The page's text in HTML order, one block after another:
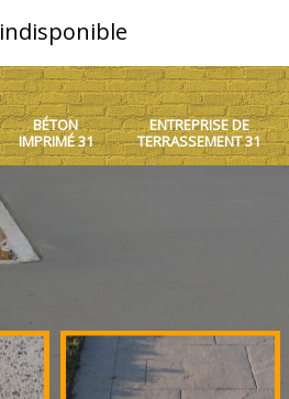
indisponible
BÉTON
IMPRIMÉ 31
ENTREPRISE DE
TERRASSEMENT 31